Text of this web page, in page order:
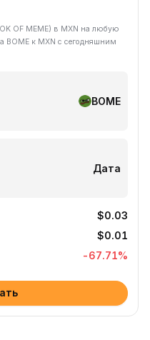
OF MEME) в MXN на любую
BOME к MXN с сегодняшним
BOME
Дата
$0.03
$0.01
-67.71%